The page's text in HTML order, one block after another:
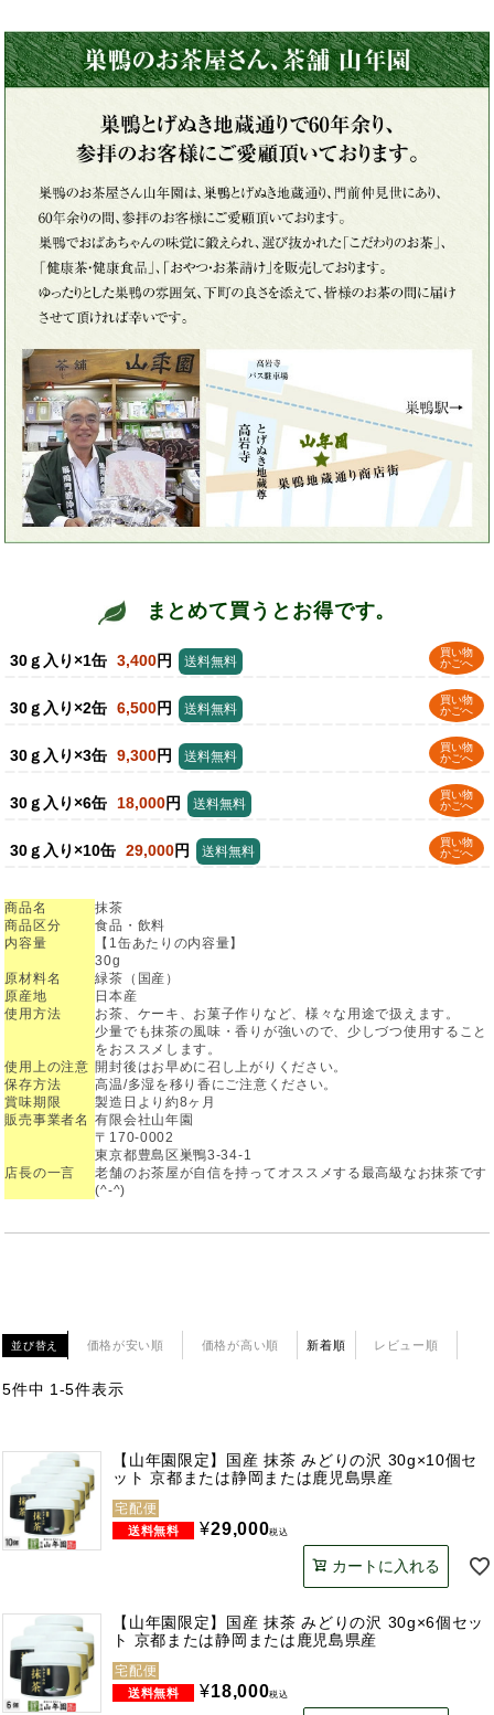
まとめて買うとお得です。
30ｇ入り×1缶 3,400円
買い物
かごへ
送料無料
30ｇ入り×2缶 6,500円
買い物
かごへ
送料無料
30ｇ入り×3缶 9,300円
買い物
かごへ
送料無料
30ｇ入り×6缶 18,000円
買い物
かごへ
送料無料
30ｇ入り×10缶 29,000円
買い物
かごへ
送料無料
商品名
抹茶
商品区分
食品・飲料
内容量
【1缶あたりの内容量】
30g
原材料名
緑茶（国産）
原産地
日本産
使用方法
お茶、ケーキ、お菓子作りなど、様々な用途で扱えます。
少量でも抹茶の風味・香りが強いので、少しづつ使用すること
をおススメします。
使用上の注意 開封後はお早めに召し上がりください。
保存方法
高温/多湿を移り香にご注意ください。
賞味期限
製造日より約8ヶ月
販売事業者名
有限会社山年園
〒170-0002
東京都豊島区巣鴨3-34-1
店長の一言
老舗のお茶屋が自信を持ってオススメする最高級なお抹茶です
(^-^)
並び替え 価格が安い順 価格が高い順 新着順 レビュー順
5件中 1 -5件表示
【山年園限定】国産 抹茶 みどりの沢 30g×10個セ
ット 京都または静岡または鹿児島県産
宅配便
¥29,000税込
カートに入れる
【山年園限定】国産 抹茶 みどりの沢 30g×6個セッ
ト 京都または静岡または鹿児島県産
宅配便
¥18,000税込